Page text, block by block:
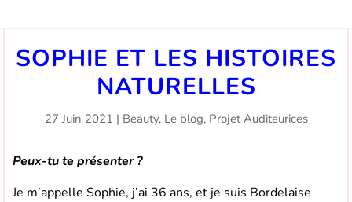
SOPHIE ET LES HISTOIRES
NATURELLES
27 Juin 2021 | Beauty, Le blog, Projet Auditeurices
Peux-tu te présenter ?
Je m’appelle Sophie, j’ai 36 ans, et je suis Bordelaise